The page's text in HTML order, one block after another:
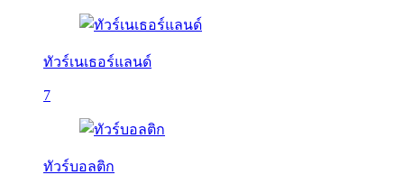
ทัวร์เนเธอร์แลนด์
7
ทัวร์บอลติก